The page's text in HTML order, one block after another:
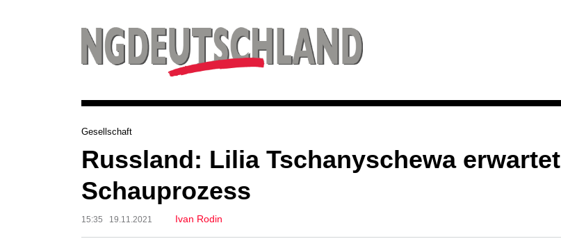
Gesellschaft
Russland: Lilia Tschanyschewa erwartet
Schauprozess
15:35 19.11.2021 Ivan Rodin